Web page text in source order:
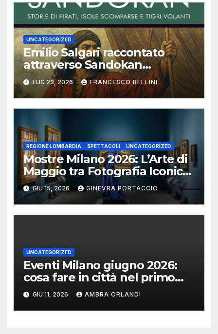
UNCATEGORIZED
Emilio Salgari raccontato
attraverso Sandokan
(seconda ed ultima parte)
LUG 23, 2026 FRANCESCO BELLINI
REGIONE LOMBARDIA SPETTACOLI UNCATEGORIZED
Mostre Milano 2026: L’Arte di
Maggio tra Fotografia Iconica
e Installazioni Immersive
GIU 15, 2026 GINEVRA PORTACCIO
UNCATEGORIZED
Eventi Milano giugno 2026:
cosa fare in città nel primo
mese d’estate
GIU 11, 2026 AMBRA ORLANDI